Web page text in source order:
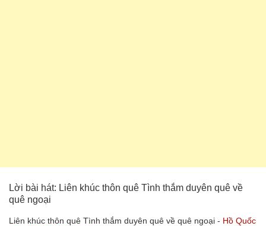
Lời bài hát: Liên khúc thôn quê Tình thắm duyên quê về
quê ngoại
Liên khúc thôn quê Tình thắm duyên quê về quê ngoại - Hồ Quốc